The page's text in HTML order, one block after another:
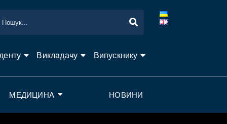
Викладачу Випускнику
МЕДИЦИНА НОВИНИ